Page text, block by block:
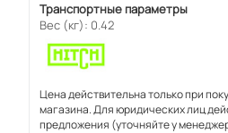
Транспортные параметры
Вес (кг): 0.42
Цена действительна только при
магазина. Для юридических лиц
предложения (уточняйте у